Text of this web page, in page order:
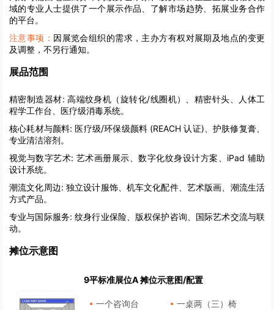
域的专业人士提供了一个展示作品、了解市场趋势、拓展业务合作
的平台。
注意事项： 因展览会组织的需求，主办方有权对展期及地点的变更
及调整，不另行通知。
展品范围
精密制造器材: 高端纹身机（旋转化/线圈机）、精密针头、人体工
程学工作台、医疗级消毒系统。
核心耗材与颜料: 医疗级/环保级颜料 (REACH 认证)、护肤修复膏、
专业清洁溶剂。
视觉与数字艺术: 艺术画册展示、数字化纹身设计方案、iPad 辅助
设计系统。
潮流文化周边: 独立设计服饰、机车文化配件、艺术版画、潮流生活
方式产品。
专业与国际服务: 纹身行业保险、版权保护咨询、国际艺术交流与联
动。
摊位示意图
9平标准展位A 摊位示意图/配置
一个咨询台 一桌两（三）椅